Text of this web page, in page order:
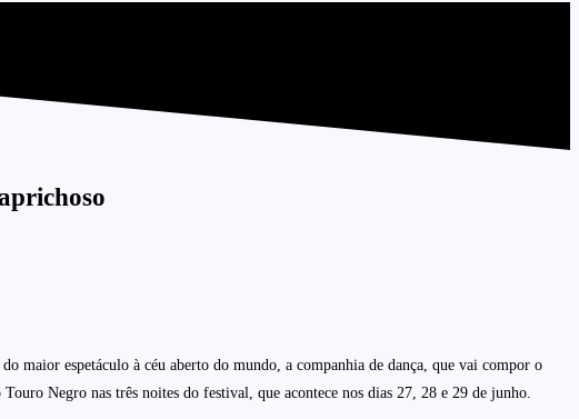
maior espetáculo à céu aberto do mundo, a companhia de dança, que vai compor o
Negro nas três noites do festival, que acontece nos dias 27, 28 e 29 de junho.